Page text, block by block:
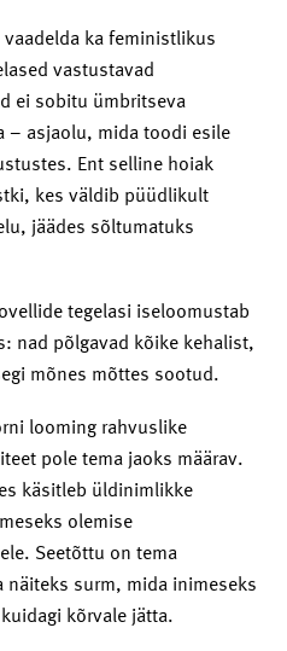
ka feministlikus
vastustavad
ei sobitu ümbritseva
– asjaolu, mida toodi esile
Ent selline hoiak
kes väldib püüdlikult
jäädes sõltumatuks
tegelasi iseloomustab
nad põlgavad kõike kehalist,
mõnes mõttes sootud.
looming rahvuslike
pole tema jaoks määrav.
käsitleb üldinimlikke
olemise
Seetõttu on tema
surm, mida inimeseks
kõrvale jätta.